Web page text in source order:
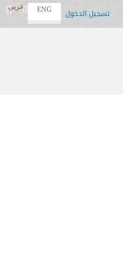
عربي ENG تسجيل الدخول